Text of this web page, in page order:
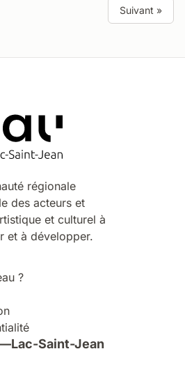
Suivant »
régionale
des acteurs et
et culturel à
et à développer.
?
Saint-Jean